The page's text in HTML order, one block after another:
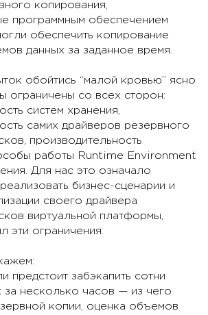
копирования,
программным обеспечением
обеспечить копирование
данных за заданное время.
обойтись “малой кровью” ясно
ограничены со всех сторон:
систем хранения,
самих драйверов резервного
производительность
работы Runtime Environment
Для нас это означало
бизнес-сценарии и
своего драйвера
виртуальной платформы,
эти ограничения.
предстоит забэкапить сотни
за несколько часов — из чего
копии, оценка объемов